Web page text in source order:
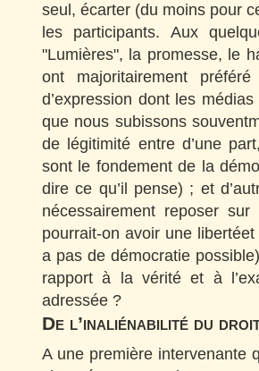
seul, écarter (du moins pour
les participants. Aux
"Lumières", la promesse, le
ont majoritairement
d’expression dont les
que nous subissons
de légitimité entre d’une
sont le fondement de la
dire ce qu’il pense) ; et
nécessairement reposer
pourrait-on avoir une
a pas de démocratie
rapport à la vérité et à
adressée ?
De l’inaliénabilité du
A une première intervenante